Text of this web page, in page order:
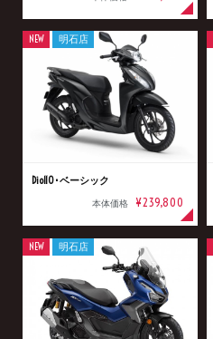
Dio110･ベーシック
本体価格 ¥239,800
NEW 明石店
NEW 明石店